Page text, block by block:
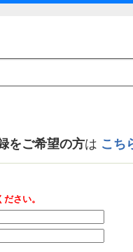
をご希望の方は こち
さい。